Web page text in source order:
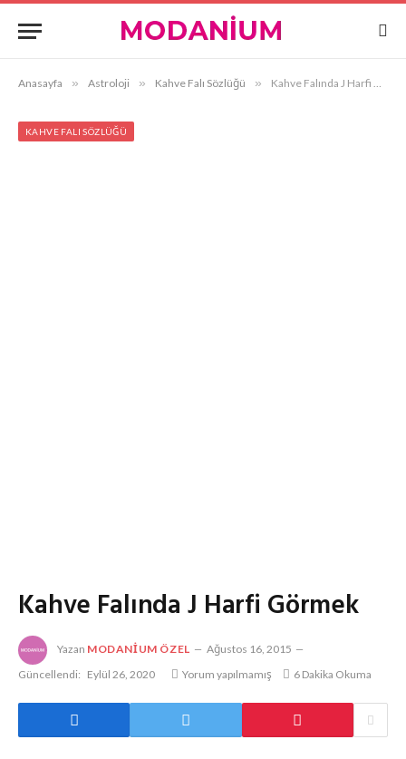
Anasayfa » Astroloji » Kahve Falı Sözlüğü » Kahve Falında J Harfi Görmek
KAHVE FALI SÖZLÜĞÜ
Kahve Falında J Harfi Görmek
Yazan MODANIUM ÖZEL
Ağustos 16, 2015
Güncellendi: Eylül 26, 2020 Yorum yapılmamış 6 Dakika Okuma